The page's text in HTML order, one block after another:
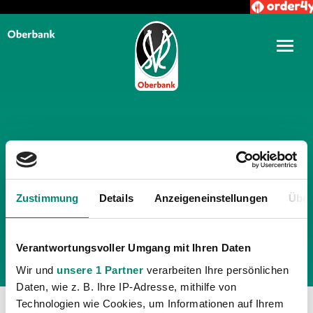
Zustimmung Details Anzeigeneinstellungen
Verantwortungsvoller Umgang mit Ihren Daten
Wir und unsere 1 Partner verarbeiten Ihre persönlichen
Daten, wie z. B. Ihre IP-Adresse, mithilfe von
Technologien wie Cookies, um Informationen auf Ihrem
TÄGLICHE ARCHIVE: 21.
MAI 2016